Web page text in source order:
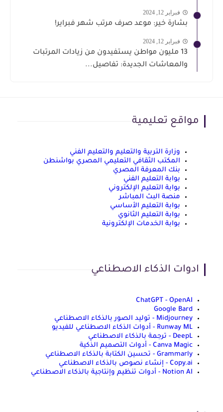
فبراير 12, 2024
بشارة خير: موعد صرف مرتب شهر فبراير!
فبراير 12, 2024
13 مليون مواطن يستفيدون من زيادات المرتبات
والمعاشات الجديدة: تفاصيل...
مواقع تعليمية
وزارة التربية والتعليم والتعليم الفني
المكتب الثقافي التعليمي المصري بواشنطن
بنك المعرفة المصري
بوابة التعليم الفني
بوابة التعليم الإلكتروني
منصة البث المباشر
بوابة التعليم الأساسي
بوابة التعليم الثانوي
بوابة الخدمات الإلكترونية
ادوات الذكاء الاصطناعي
ChatGPT - OpenAI
Google Bard
Midjourney - توليد الصور بالذكاء الاصطناعي
Runway ML - أدوات الذكاء الاصطناعي للفيديو
DeepL - ترجمة بالذكاء الاصطناعي
Canva Magic - أدوات التصميم الذكية
Grammarly - تحسين الكتابة بالذكاء الاصطناعي
Copy.ai - إنشاء نصوص بالذكاء الاصطناعي
Notion AI - أدوات تنظيم وإنتاجية بالذكاء الاصطناعي